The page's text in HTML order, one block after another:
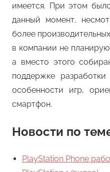
имеется. При этом
данный момент,
более
в компании не
а вместо этого
поддержке
особенности игр,
смартфон.
Новости по
PlayStation Phone